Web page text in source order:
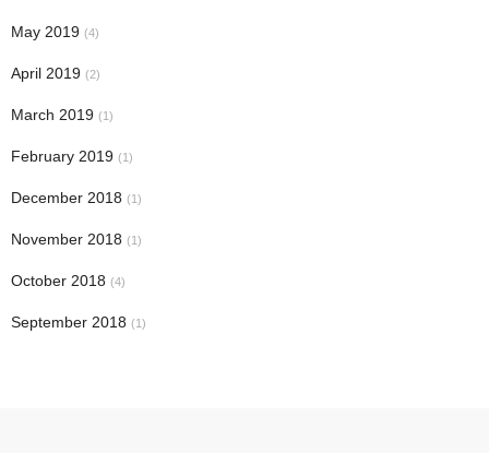
May 2019 (4)
April 2019 (2)
March 2019 (1)
February 2019 (1)
December 2018 (1)
November 2018 (1)
October 2018 (4)
September 2018 (1)